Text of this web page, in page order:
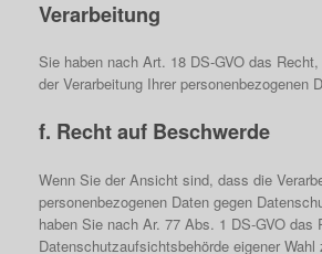
Verarbeitung
Sie haben nach Art. 18 DS-GVO das
der Verarbeitung Ihrer personenbezogenen
f. Recht auf Beschwerde
Wenn Sie der Ansicht sind, dass die
personenbezogenen Daten gegen
haben Sie nach Ar. 77 Abs. 1 DS-GVO das
Datenschutzaufsichtsbehörde eigener Wahl